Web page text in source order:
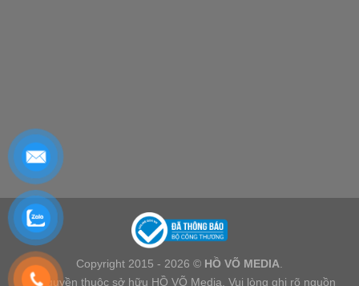
Copyright 2015 - 2026 © HỒ VÕ MEDIA
Bản quyền thuộc sở hữu HỒ VÕ Media. Vui lòng ghi rõ nguồn